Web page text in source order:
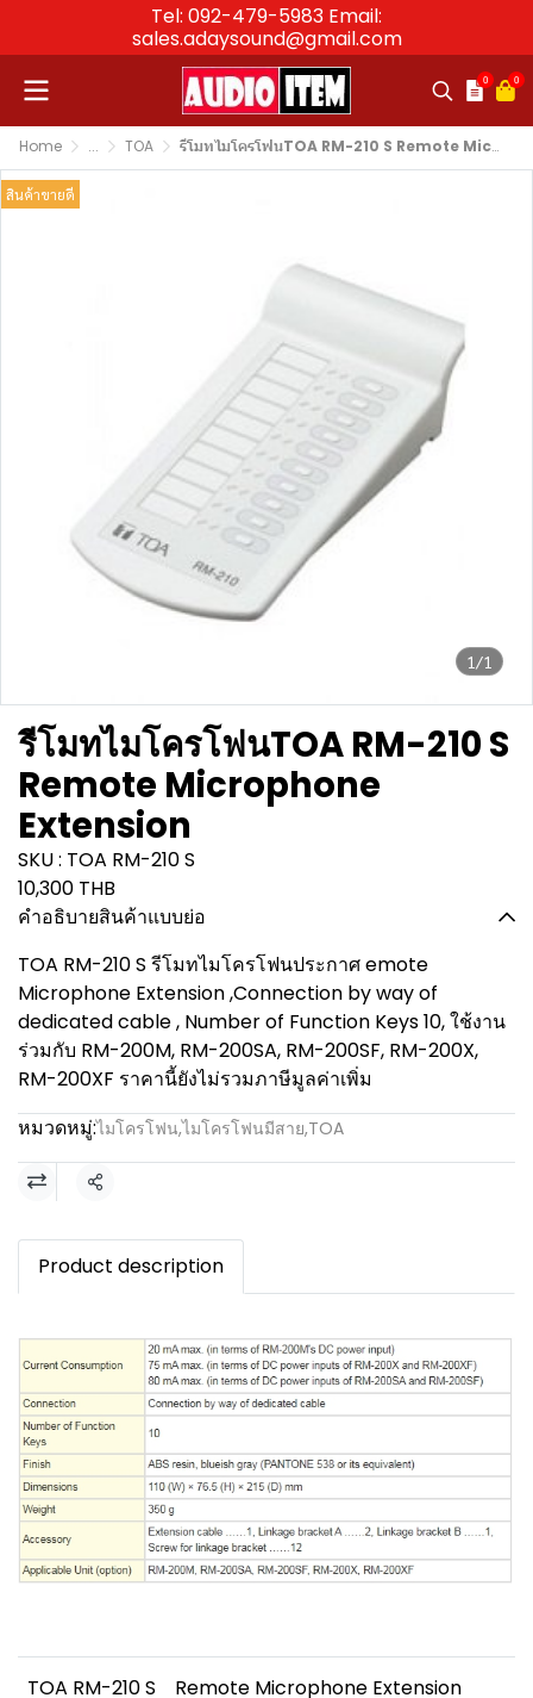
Tel: 092-479-5983 Email:
sales.adaysound@gmail.com
0 0
Home ... TOA รีโมทไมโครโฟนTOA RM-210 S Remote Microphone Extension
1/1
สินค้าขายดี
รีโมทไมโครโฟนTOA RM-210 S
Remote Microphone
Extension
SKU : TOA RM-210 S
10,300 THB
คำอธิบายสินค้าแบบย่อ
TOA RM-210 S รีโมทไมโครโฟนประกาศ emote
Microphone Extension ,Connection by way of
dedicated cable , Number of Function Keys 10, ใช้งาน
ร่วมกับ RM-200M, RM-200SA, RM-200SF, RM-200X,
RM-200XF ราคานี้ยังไม่รวมภาษีมูลค่าเพิ่ม
หมวดหมู่:ไมโครโฟน,ไมโครโฟนมีสาย,TOA
แชร์
Product description
TOA RM-210 S
Remote Microphone Extension